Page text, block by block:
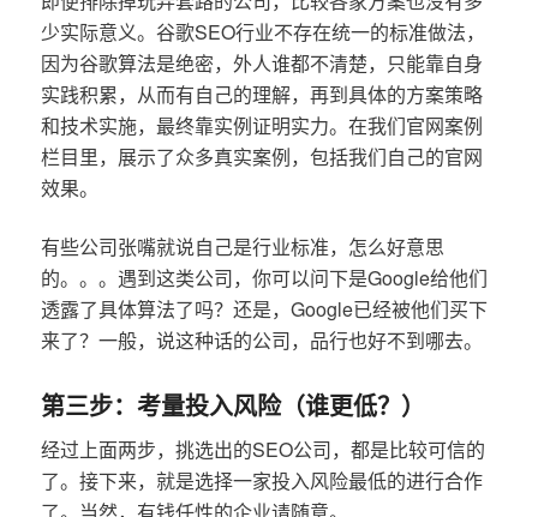
少实际意义。谷歌SEO行业不存在统一的标准做法，
因为谷歌算法是绝密，外人谁都不清楚，只能靠自身
实践积累，从而有自己的理解，再到具体的方案策略
和技术实施，最终靠实例证明实力。在我们官网案例
栏目里，展示了众多真实案例，包括我们自己的官网
效果。
有些公司张嘴就说自己是行业标准，怎么好意思
的。。。遇到这类公司，你可以问下是Google给他们
透露了具体算法了吗？还是，Google已经被他们买下
来了？一般，说这种话的公司，品行也好不到哪去。
第三步：考量投入风险（谁更低？）
经过上面两步，挑选出的SEO公司，都是比较可信的
了。接下来，就是选择一家投入风险最低的进行合作